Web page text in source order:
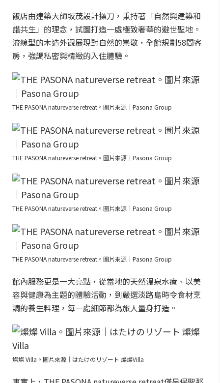
飯店由建築大師坂茂設計操刀，秉持著「自然與建築和
諧共生」的理念，試圖打造一處極致奢華的避世聖地。
流線型的木造外觀展現對自然的崇敬，全館規劃58間客
房，強調私密與精緻的入住體驗。
THE PASONA natureverse retreat。圖片來源｜Pasona Group
THE PASONA natureverse retreat。圖片來源｜Pasona Group
THE PASONA natureverse retreat。圖片來源｜Pasona Group
THE PASONA natureverse retreat。圖片來源｜Pasona Group
館內服務更是一大亮點，從當地的天然溫泉水療、以美
容與健康為主題的體驗活動，到嚴選淡路島時令食材烹
調的養生料理，每一處細節都為旅人量身打造。
燦燦 Villa。圖片來源｜はたけのリゾート 燦燦Villa